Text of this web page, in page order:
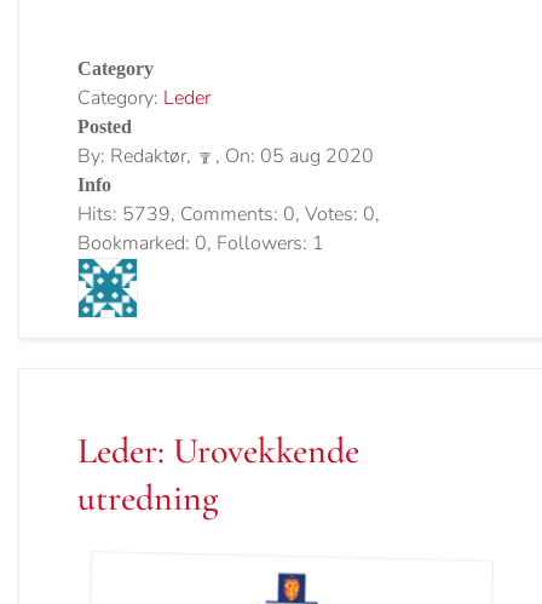
Category
Category: Leder
Posted
By: Redaktør, , On: 05 aug 2020
Info
Hits: 5739, Comments: 0, Votes: 0,
Bookmarked: 0, Followers: 1
Leder: Urovekkende
utredning